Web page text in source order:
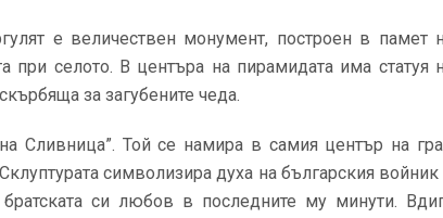
е величествен монумент, построен в памет
при селото. В центъра на пирамидата има статуя
за загубените чеда.
Сливница”. Той се намира в самия център на
символизира духа на българския войник
си любов в последните му минути.